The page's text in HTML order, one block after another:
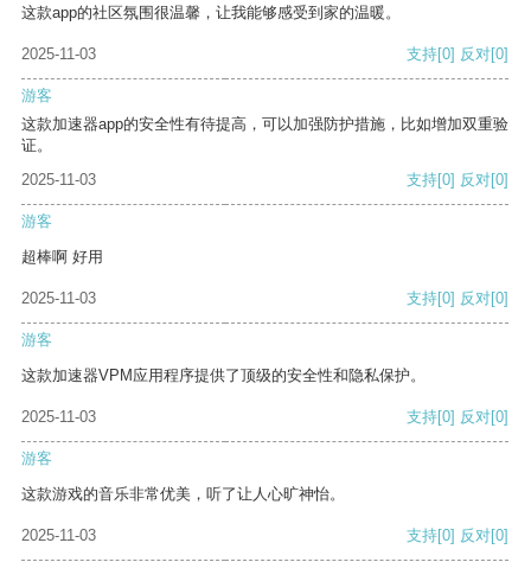
这款app的社区氛围很温馨，让我能够感受到家的温暖。
2025-11-03 支持[0] 反对[0]
游客
这款加速器app的安全性有待提高，可以加强防护措施，比如增加双重验
证。
2025-11-03
支持[0] 反对[0]
游客
超棒啊 好用
2025-11-03 支持[0] 反对[0]
游客
这款加速器VPM应用程序提供了顶级的安全性和隐私保护。
2025-11-03 支持[0] 反对[0]
游客
这款游戏的音乐非常优美，听了让人心旷神怡。
2025-11-03 支持[0] 反对[0]